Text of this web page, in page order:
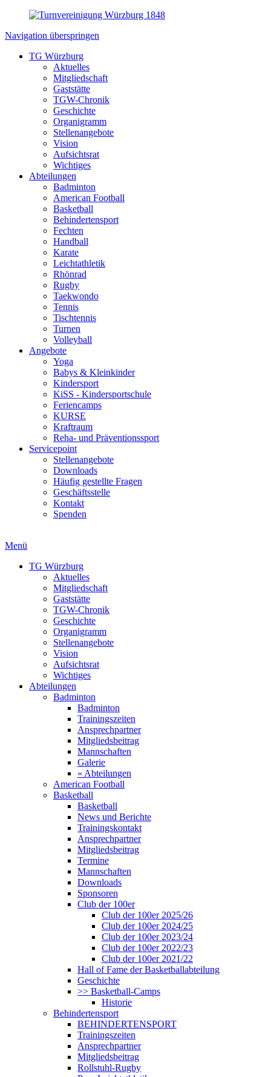
Navigation überspringen
TG Würzburg
Aktuelles
Mitgliedschaft
Gaststätte
TGW-Chronik
Geschichte
Organigramm
Stellenangebote
Vision
Aufsichtsrat
Wichtiges
Abteilungen
Badminton
American Football
Basketball
Behindertensport
Fechten
Handball
Karate
Leichtathletik
Rhönrad
Rugby
Taekwondo
Tennis
Tischtennis
Turnen
Volleyball
Angebote
Yoga
Babys & Kleinkinder
Kindersport
KiSS - Kindersportschule
Feriencamps
KURSE
Kraftraum
Reha- und Präventionssport
Servicepoint
Stellenangebote
Downloads
Häufig gestellte Fragen
Geschäftsstelle
Kontakt
Spenden
Menü
TG Würzburg
Aktuelles
Mitgliedschaft
Gaststätte
TGW-Chronik
Geschichte
Organigramm
Stellenangebote
Vision
Aufsichtsrat
Wichtiges
Abteilungen
Badminton
Badminton
Trainingszeiten
Ansprechpartner
Mitgliedsbeitrag
Mannschaften
Galerie
« Abteilungen
American Football
Basketball
Basketball
News und Berichte
Trainingskontakt
Ansprechpartner
Mitgliedsbeitrag
Termine
Mannschaften
Downloads
Sponsoren
Club der 100er
Club der 100er 2025/26
Club der 100er 2024/25
Club der 100er 2023/24
Club der 100er 2022/23
Club der 100er 2021/22
Hall of Fame der Basketballabteilung
Geschichte
>> Basketball-Camps
Historie
Behindertensport
BEHINDERTENSPORT
Trainingszeiten
Ansprechpartner
Mitgliedsbeitrag
Rollstuhl-Rugby